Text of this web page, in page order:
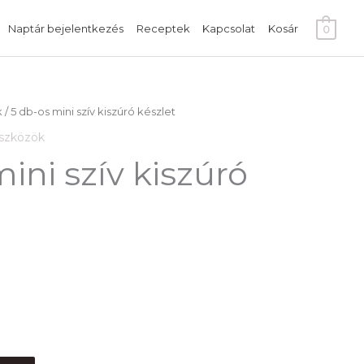
Naptár bejelentkezés Receptek Kapcsolat Kosár 0
/ 5 db-os mini szív kiszúró készlet
szív kiszúró